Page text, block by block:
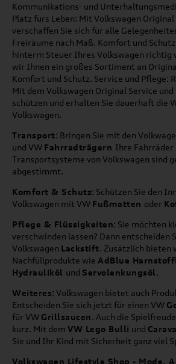
Kommunikations- und
Platz fürs Leben: Mit Volkswagen
verschaffen Sie sich für alle
Freiräume nach Maß. Komfort und
hinterm Steuer Ihres Volkswagen richtig
wir Ihnen ein großes Sortiment an
Komfort und Schutz. Service und Pflege:
Mit dem Volkswagen Original Service
schützen und erhalten Sie dauerhaft die
Volkswagen.
Transport: Bringen Sie mit den
und VW Fahrradträgern Ihre Fahrräder
Transportsysteme von Volkswagen sind
abgestimmt.
Komfort & Schutz: Schützen Sie den
Volkswagen mit VW Fußmatten oder
Pflege & Flüssigkeiten: Sie möchten
verschwinden lassen? Dann entscheiden
Volkswagen Lackstift. Zusätzlich bieten
Nachfüllprodukte wie AdBlue
Hydrauliköl und Servolenkungsöl.
Weiteres: Volkswagen bietet auch
Entscheiden Sie sich jetzt für einen VW
für VW Grillsaucen. Auch die
kurz. Mit dem VW Lego Bulli und
Sie und Ihr Kind mit Sicherheit ganz viel
Volkswagen Lifestyle Shop - Mode,